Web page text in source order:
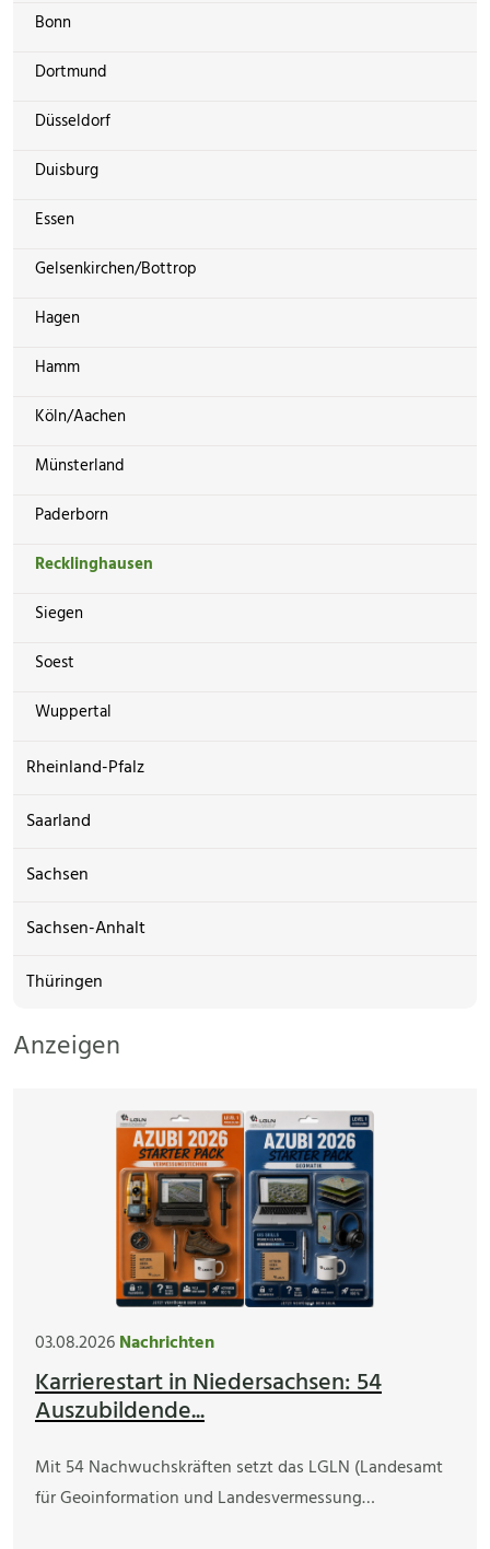
Bonn
Dortmund
Düsseldorf
Duisburg
Essen
Gelsenkirchen/Bottrop
Hagen
Hamm
Köln/Aachen
Münsterland
Paderborn
Recklinghausen
Siegen
Soest
Wuppertal
Rheinland-Pfalz
Saarland
Sachsen
Sachsen-Anhalt
Thüringen
Anzeigen
03.08.2026Nachrichten
Karrierestart in Niedersachsen: 54
Auszubildende...
Mit 54 Nachwuchskräften setzt das LGLN (Landesamt
für Geoinformation und Landesvermessung…